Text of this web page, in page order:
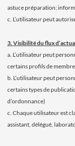
astuce préparation;
c. L’utilisateur peut
3. Visibilité du flux
a. L’utilisateur peut
certains profils de
b. L’utilisateur peut
certains types de
d’ordonnance)
c. Chaque utilisateur est
assistant, délégué,